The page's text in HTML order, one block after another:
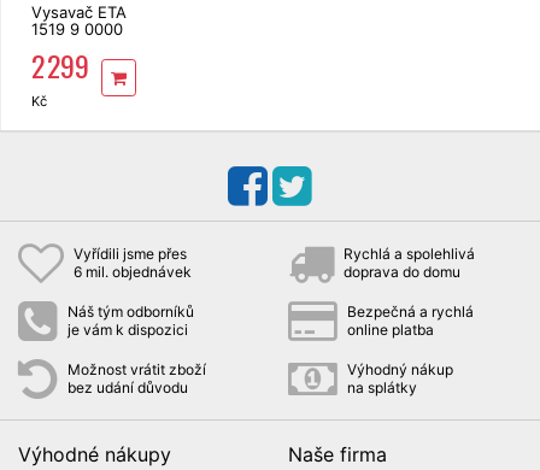
Vysavač ETA
1519 9 0000
2 299
Kč
Vyřídili jsme přes
6 mil. objednávek
Rychlá a spolehlivá
doprava do domu
Náš tým odborníků
je vám k dispozici
Bezpečná a rychlá
online platba
Možnost vrátit zboží
bez udání důvodu
Výhodný nákup
na splátky
Výhodné nákupy Naše firma